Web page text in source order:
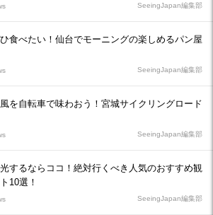
SeeingJapan編集部
食べたい！仙台でモーニングの楽しめるパン屋
SeeingJapan編集部
を自転車で味わおう！宮城サイクリングロード
SeeingJapan編集部
するならココ！絶対行くべき人気のおすすめ観
10選！
SeeingJapan編集部